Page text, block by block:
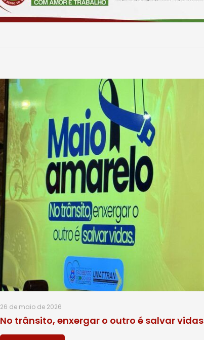
26 de maio de 2026
No trânsito, enxergar o outro é salvar vidas